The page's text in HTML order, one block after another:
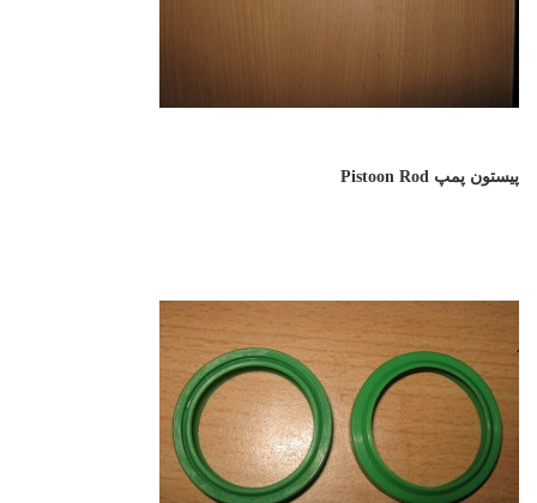
پیستون پمپ Pistoon Rod